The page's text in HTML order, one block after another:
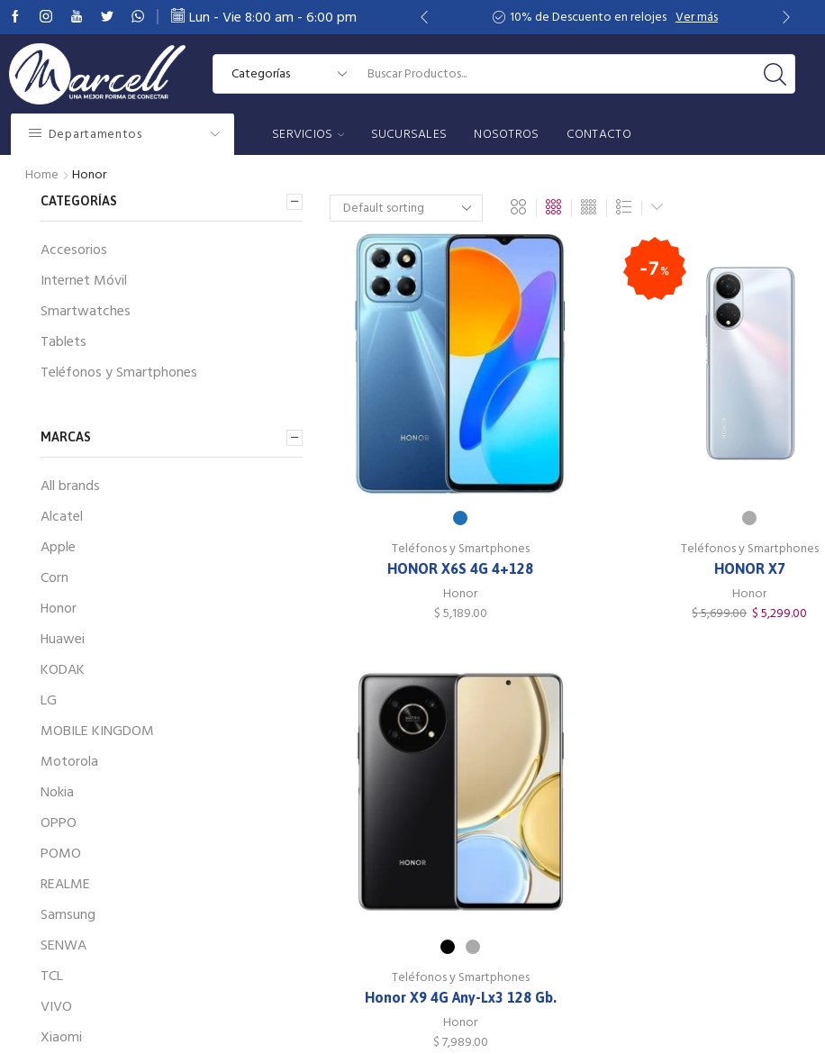
Lun - Vie 8:00 am - 6:00 pm
10% de Descuento en relojes Ver más 10% de Descuento en relojes Ver más
Departamentos SERVICIOS SUCURSALES NOSOTROS CONTACTO
Home Honor
Teléfonos y Smartphones
HONOR X6S 4G 4+128
Honor
$ 5,189.00
7%
Teléfonos y Smartphones
HONOR X7
Honor
$5,699.00 $ 5,299.00
Teléfonos y Smartphones
Honor X9 4G Any-Lx3 128 Gb.
Honor
$ 7,989.00
CATEGORÍAS
Accesorios
Internet Móvil
Smartwatches
Tablets
Teléfonos y Smartphones
MARCAS
All brands
Alcatel
Apple
Corn
Honor
Huawei
KODAK
LG
MOBILE KINGDOM
Motorola
Nokia
OPPO
POMO
REALME
Samsung
SENWA
TCL
VIVO
Xiaomi